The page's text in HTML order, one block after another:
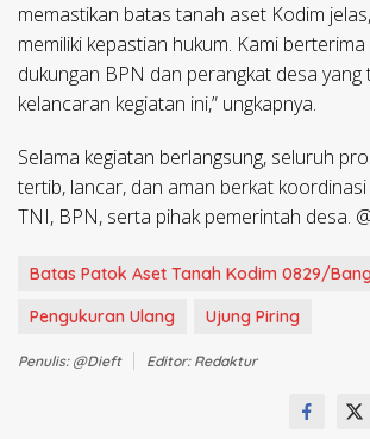
memastikan batas tanah aset Kodim
memiliki kepastian hukum. Kami
dukungan BPN dan perangkat desa
kelancaran kegiatan ini,” ungkapnya.
Selama kegiatan berlangsung, seluruh
tertib, lancar, dan aman berkat
TNI, BPN, serta pihak pemerintah desa.
Batas Patok Aset Tanah Kodim 0829/
Pengukuran Ulang
Ujung Piring
Penulis: @dieft Editor: Redaktur